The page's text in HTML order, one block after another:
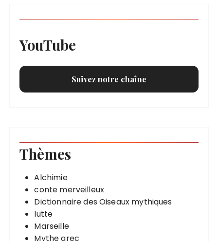
YouTube
Suivez notre chaîne
Thèmes
Alchimie
conte merveilleux
Dictionnaire des Oiseaux mythiques
lutte
Marseille
Mythe grec